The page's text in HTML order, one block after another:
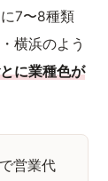
7〜8種類
横浜のよう
に業種色が
営業代